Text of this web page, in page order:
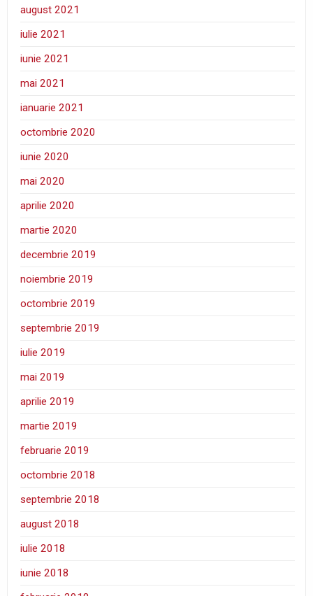
august 2021
iulie 2021
iunie 2021
mai 2021
ianuarie 2021
octombrie 2020
iunie 2020
mai 2020
aprilie 2020
martie 2020
decembrie 2019
noiembrie 2019
octombrie 2019
septembrie 2019
iulie 2019
mai 2019
aprilie 2019
martie 2019
februarie 2019
octombrie 2018
septembrie 2018
august 2018
iulie 2018
iunie 2018